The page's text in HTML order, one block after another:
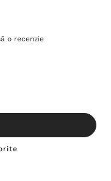
o recenzie